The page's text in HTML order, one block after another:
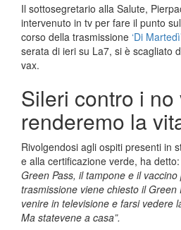
Il sottosegretario alla Salute,
intervenuto in tv per fare il punto
corso della trasmissione ‘Di Martedì’
serata di ieri su La7, si è scagliato
vax.
Sileri contro i no
renderemo la
Rivolgendosi agli ospiti presenti in
e alla certificazione verde, ha detto:
Green Pass, il tampone e il
trasmissione viene chiesto il Green
venire in televisione e farsi vedere
Ma statevene a casa”.